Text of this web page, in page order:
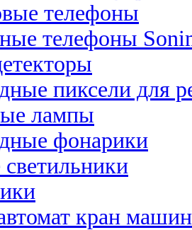
телефоны
телефоны
пиксели для
лампы
фонарики
кран